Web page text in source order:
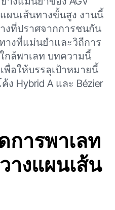
ผนเส้นทางขั้นสูง งานนี้
งที่ปราศจากการชนกัน
างที่แม่นยำและวิถีการ
กล้พาเลท บทความนี้
พื่อให้บรรลุเป้าหมายนี้
ง Hybrid A และ Bézier
การพาเลท
างแผนเส้น